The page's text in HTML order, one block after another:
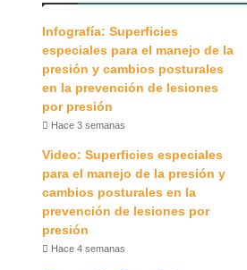
Infografía: Superficies
especiales para el manejo de la
presión y cambios posturales
en la prevención de lesiones
por presión
Hace 3 semanas
Video: Superficies especiales
para el manejo de la presión y
cambios posturales en la
prevención de lesiones por
presión
Hace 4 semanas